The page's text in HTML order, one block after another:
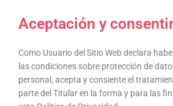
Aceptación y
Como Usuario del Sitio Web declara
las condiciones sobre protección de
personal, acepta y consiente el
parte del Titular en la forma y para las